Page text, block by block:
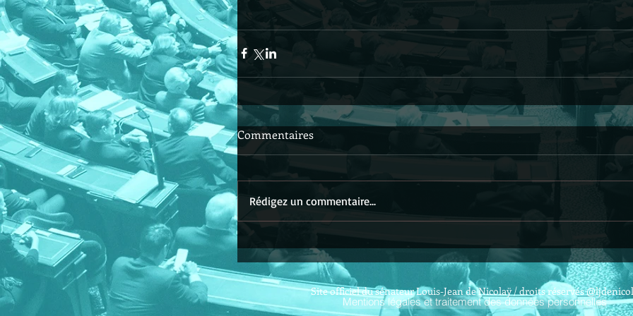
Commentaires
Rédigez un commentaire...
Site officiel du sénateur Louis-Jean de Nicolaÿ / droits réservés
Mentions légales et traitement des données personnelles